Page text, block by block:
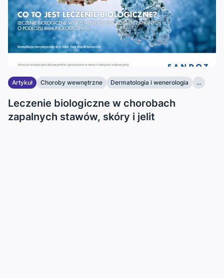
Artykuł Choroby wewnętrzne Dermatologia i wenerologia ...
Leczenie biologiczne w chorobach
zapalnych stawów, skóry i jelit